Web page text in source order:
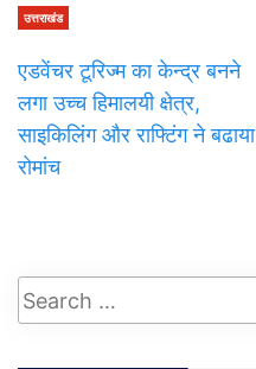
उत्तराखंड
एडवेंचर टूरिज्म का केन्द्र बनने
लगा उच्च हिमालयी क्षेत्र,
साइकिलिंग और राफ्टिंग ने बढाया
रोमांच